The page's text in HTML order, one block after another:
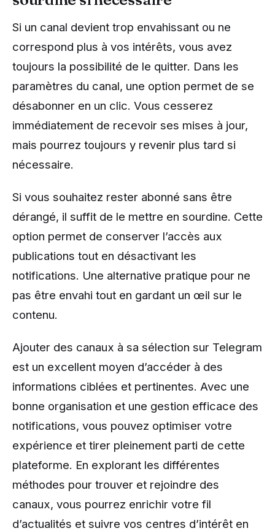
Si un canal devient trop envahissant ou ne
correspond plus à vos intérêts, vous avez
toujours la possibilité de le quitter. Dans les
paramètres du canal, une option permet de se
désabonner en un clic. Vous cesserez
immédiatement de recevoir ses mises à jour,
mais pourrez toujours y revenir plus tard si
nécessaire.
Si vous souhaitez rester abonné sans être
dérangé, il suffit de le mettre en sourdine. Cette
option permet de conserver l’accès aux
publications tout en désactivant les
notifications. Une alternative pratique pour ne
pas être envahi tout en gardant un œil sur le
contenu.
Ajouter des canaux à sa sélection sur Telegram
est un excellent moyen d’accéder à des
informations ciblées et pertinentes. Avec une
bonne organisation et une gestion efficace des
notifications, vous pouvez optimiser votre
expérience et tirer pleinement parti de cette
plateforme. En explorant les différentes
méthodes pour trouver et rejoindre des
canaux, vous pourrez enrichir votre fil
d’actualités et suivre vos centres d’intérêt en